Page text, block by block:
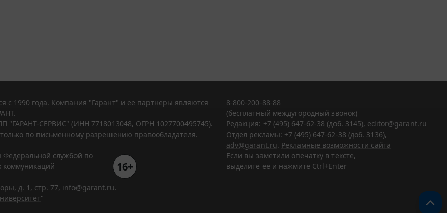
1990 года. Компания "Гарант" и ее партнеры являются
"ГАРАНТ-СЕРВИС" (ИНН 7718013048, ОГРН 1027700495745).
по письменному разрешению правообладателя.
Федеральной службой по
коммуникаций
16+
д. 1, стр. 77, info@garant.ru.
"
8-800-200-88-88
(бесплатный междугородный звонок)
Редакция: +7 (495) 647-62-38 (доб. 3145), editor@garant.ru
Отдел рекламы: +7 (495) 647-62-38 (доб. 3136),
adv@garant.ru. Рекламные возможности сайта
Если вы заметили опечатку в тексте,
выделите ее и нажмите Ctrl+Enter